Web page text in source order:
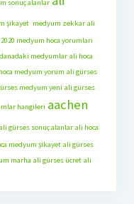
sonuç alanlar
şikayet medyum zekkar ali
2020 medyum hoca yorumları
medyumlar ali hoca
medyum yorum ali gürses
medyum yeni ali gürses
hangileri aachen
ali gürses sonuç alanlar ali hoca
medyum şikayet ali gürses
marha ali gürses ücret ali